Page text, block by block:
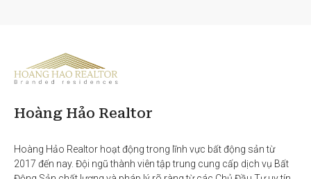
Hoàng Hảo Realtor
Hoàng Hảo Realtor hoạt động trong lĩnh vực bất động sản từ
2017 đến nay. Đội ngũ thành viên tập trung cung cấp dịch vụ Bất